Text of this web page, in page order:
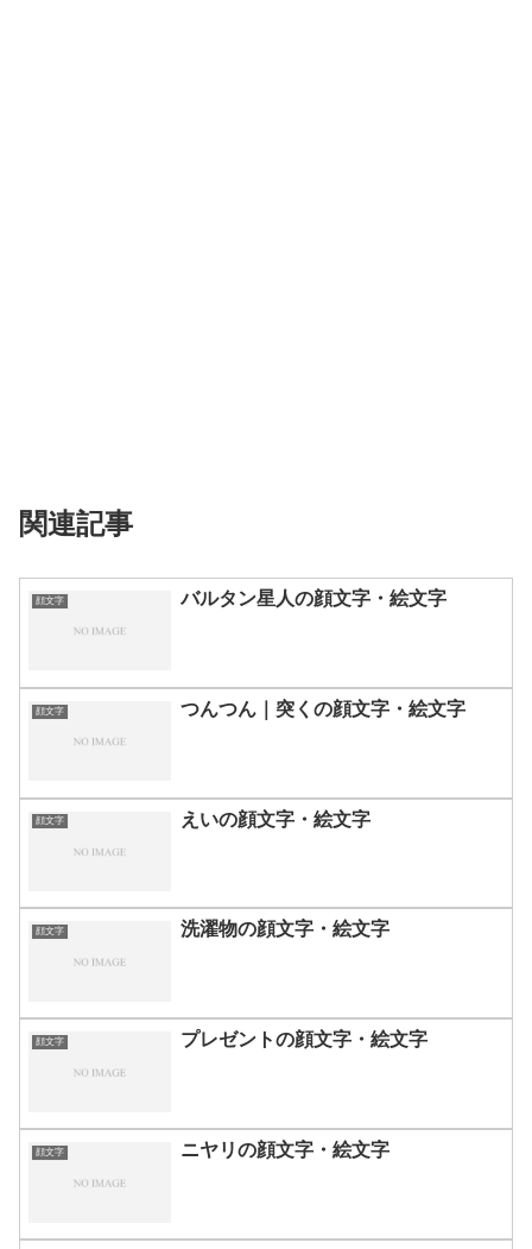
関連記事
顔文字 バルタン星人の顔文字・絵文字
顔文字 つんつん｜突くの顔文字・絵文字
顔文字 えいの顔文字・絵文字
顔文字 洗濯物の顔文字・絵文字
顔文字 プレゼントの顔文字・絵文字
顔文字 ニヤリの顔文字・絵文字